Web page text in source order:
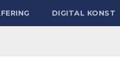
DIGITAL KONST